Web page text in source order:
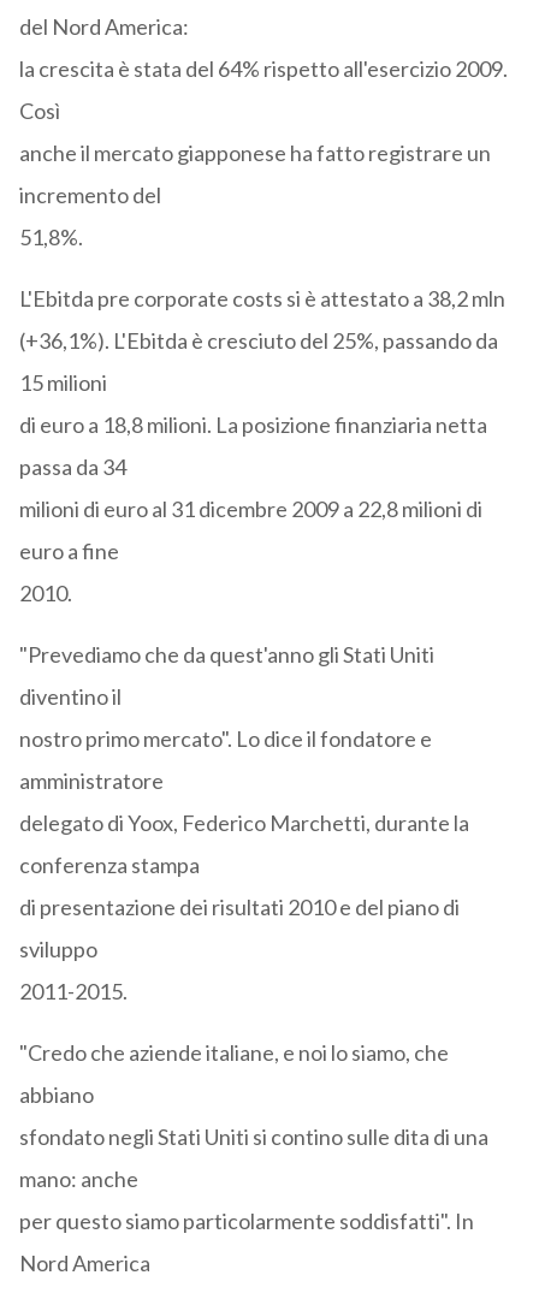
del Nord America:
la crescita è stata del 64% rispetto all'esercizio 2009.
Così
anche il mercato giapponese ha fatto registrare un
incremento del
51,8%.
L'Ebitda pre corporate costs si è attestato a 38,2 mln
(+36,1%). L'Ebitda è cresciuto del 25%, passando da
15 milioni
di euro a 18,8 milioni. La posizione finanziaria netta
passa da 34
milioni di euro al 31 dicembre 2009 a 22,8 milioni di
euro a fine
2010.
"Prevediamo che da quest'anno gli Stati Uniti
diventino il
nostro primo mercato". Lo dice il fondatore e
amministratore
delegato di Yoox, Federico Marchetti, durante la
conferenza stampa
di presentazione dei risultati 2010 e del piano di
sviluppo
2011-2015.
"Credo che aziende italiane, e noi lo siamo, che
abbiano
sfondato negli Stati Uniti si contino sulle dita di una
mano: anche
per questo siamo particolarmente soddisfatti". In
Nord America